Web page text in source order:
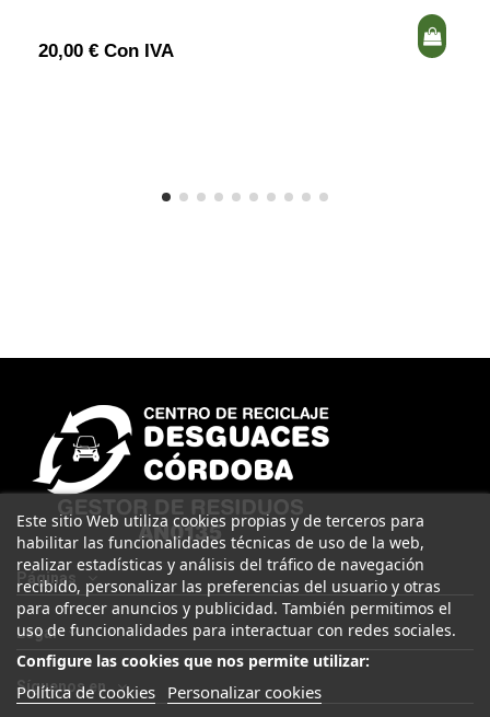
20,00 € Con IVA
Páginas
Legal
Este sitio Web utiliza cookies propias y de terceros para
habilitar las funcionalidades técnicas de uso de la web,
realizar estadísticas y análisis del tráfico de navegación
recibido, personalizar las preferencias del usuario y otras
para ofrecer anuncios y publicidad. También permitimos el
uso de funcionalidades para interactuar con redes sociales.
Configure las cookies que nos permite utilizar:
Política de cookies Personalizar cookies
Síguenos en